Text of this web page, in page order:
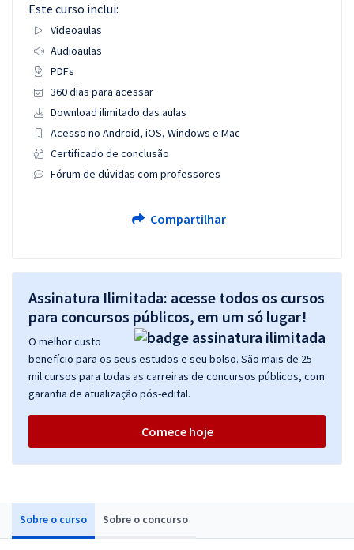
Sobre o curso Sobre o concurso
Este curso inclui:
Videoaulas
Audioaulas
PDFs
360 dias para acessar
Download ilimitado das aulas
Acesso no Android, iOS, Windows e Mac
Certificado de conclusão
Fórum de dúvidas com professores
Compartilhar
Assinatura Ilimitada: acesse todos os cursos
para concursos públicos, em um só lugar!
O melhor custo
benefício para os seus estudos e seu bolso. São mais de 25
mil cursos para todas as carreiras de concursos públicos, com
garantia de atualização pós-edital.
Comece hoje